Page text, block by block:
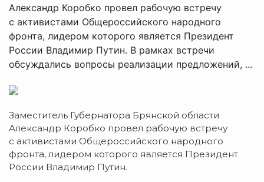
Александр Коробко провел рабочую встречу
с активистами Общероссийского народного
фронта, лидером которого является Президент
России Владимир Путин. В рамках встречи
обсуждались вопросы реализации предложений, ...
Заместитель Губернатора Брянской области
Александр Коробко провел рабочую встречу
с активистами Общероссийского народного
фронта, лидером которого является Президент
России Владимир Путин.